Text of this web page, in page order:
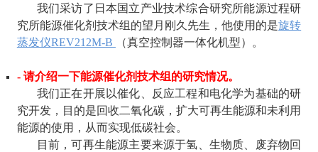
我们采访了日本国立产业技术综合研究所能源过程研
究所能源催化剂技术组的望月刚久先生，他使用的是旋转
蒸发仪REV212M-B （真空控制器一体化机型）。
- 请介绍一下能源催化剂技术组的研究情况。
我们正在开展以催化、反应工程和电化学为基础的研
究开发，目的是回收二氧化碳，扩大可再生能源和未利用
能源的使用，从而实现低碳社会。
目前，可再生能源主要来源于氢、生物质、废弃物回